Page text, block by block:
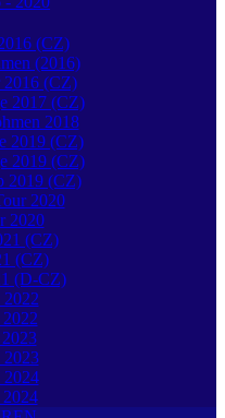
(CZ)
(2016)
2016 (CZ)
2017 (CZ)
2018
2019 (CZ)
2019 (CZ)
2019 (CZ)
2020
2020
(CZ)
(CZ)
(D-CZ)
2023
2024